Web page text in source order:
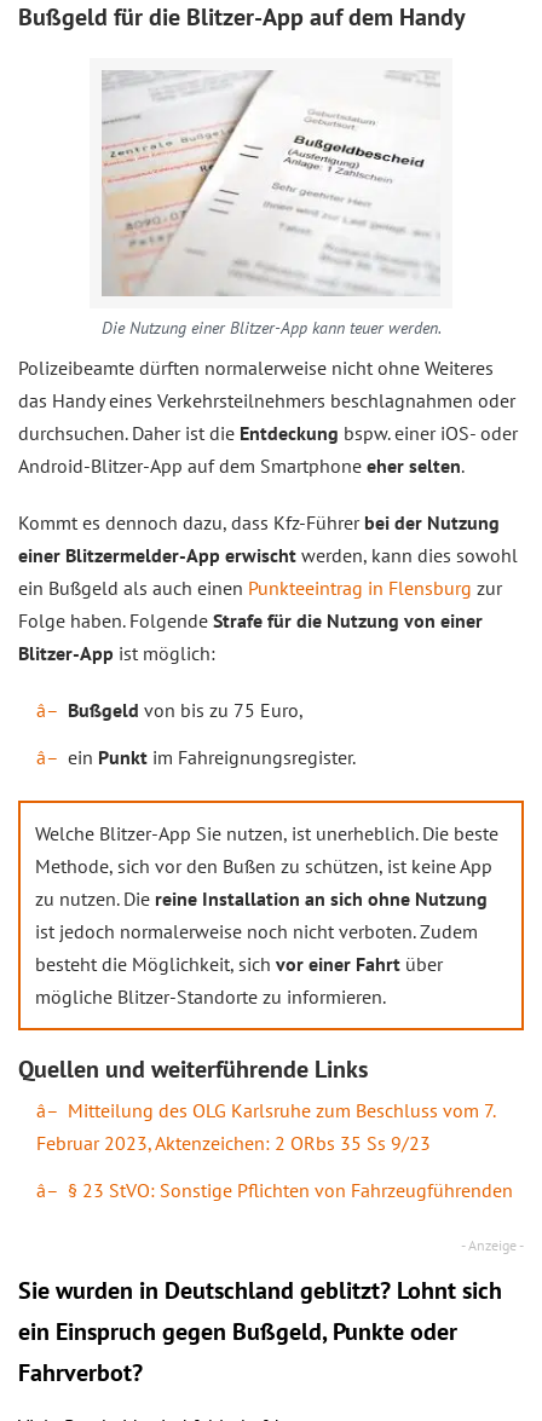
Bußgeld für die Blitzer-App auf dem Handy
Die Nutzung einer Blitzer-App kann teuer werden.
Polizeibeamte dürften normalerweise nicht ohne Weiteres
das Handy eines Verkehrsteilnehmers beschlagnahmen oder
durchsuchen. Daher ist die Entdeckung bspw. einer iOS- oder
Android-Blitzer-App auf dem Smartphone eher selten.
Kommt es dennoch dazu, dass Kfz-Führer bei der Nutzung
einer Blitzermelder-App erwischt werden, kann dies sowohl
ein Bußgeld als auch einen Punkteeintrag in Flensburg zur
Folge haben. Folgende Strafe für die Nutzung von einer
Blitzer-App ist möglich:
Bußgeld von bis zu 75 Euro,
ein Punkt im Fahreignungsregister.
Welche Blitzer-App Sie nutzen, ist unerheblich. Die beste
Methode, sich vor den Bußen zu schützen, ist keine App
zu nutzen. Die reine Installation an sich ohne Nutzung
ist jedoch normalerweise noch nicht verboten. Zudem
besteht die Möglichkeit, sich vor einer Fahrt über
mögliche Blitzer-Standorte zu informieren.
Quellen und weiterführende Links
Mitteilung des OLG Karlsruhe zum Beschluss vom 7.
Februar 2023, Aktenzeichen: 2 ORbs 35 Ss 9/23
§ 23 StVO: Sonstige Pflichten von Fahrzeugführenden
Sie wurden in Deutschland geblitzt? Lohnt sich
ein Einspruch gegen Bußgeld, Punkte oder
Fahrverbot?